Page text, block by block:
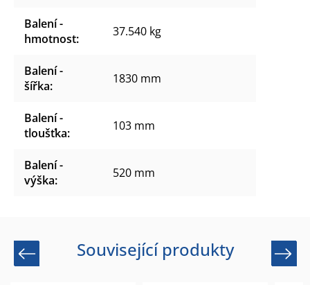
Balení -
hmotnost: 37.540 kg
Balení -
šířka: 1830 mm
Balení -
tloušťka: 103 mm
Balení -
výška: 520 mm
Související produkty
Previous Next